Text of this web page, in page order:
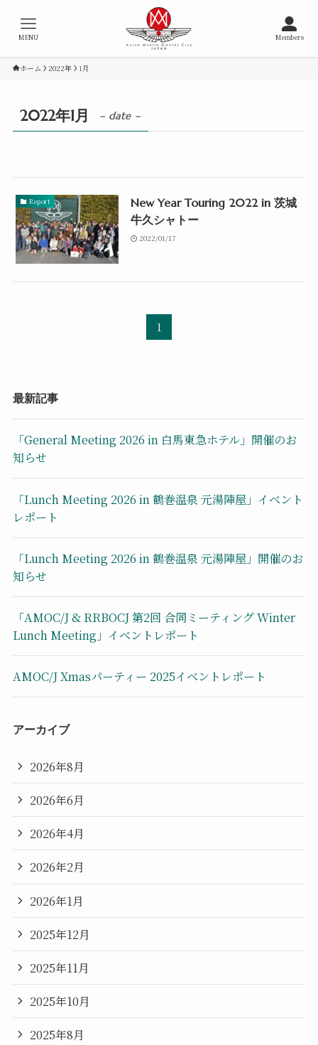
Members
MENU
ホーム 2022年 1月
2022年1月 – date –
Report
New Year Touring 2022 in 茨城
牛久シャトー
2022/01/17
1
最新記事
「General Meeting 2026 in 白馬東急ホテル」開催のお
知らせ
「Lunch Meeting 2026 in 鶴巻温泉 元湯陣屋」イベント
レポート
「Lunch Meeting 2026 in 鶴巻温泉 元湯陣屋」開催のお
知らせ
「AMOC/J & RRBOCJ 第2回 合同ミーティング Winter
Lunch Meeting」イベントレポート
AMOC/J Xmasパーティー 2025イベントレポート
アーカイブ
2026年8月
2026年6月
2026年4月
2026年2月
2026年1月
2025年12月
2025年11月
2025年10月
2025年8月